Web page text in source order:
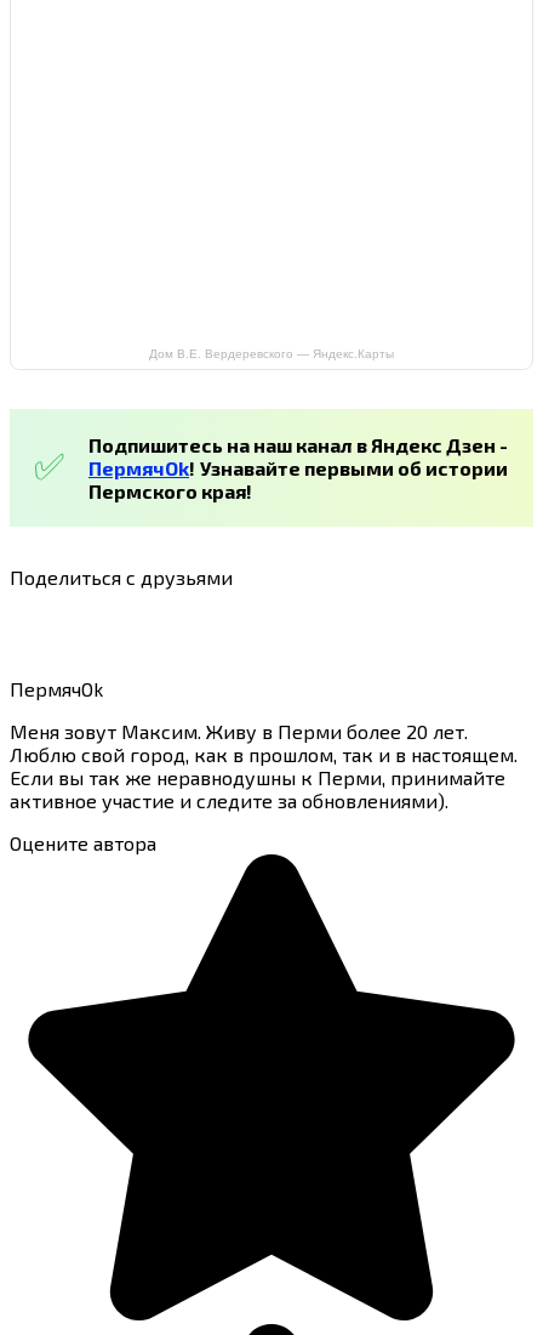
Дом В.Е. Вердеревского — Яндекс.Карты
Подпишитесь на наш канал в Яндекс Дзен -
ПермячOk! Узнавайте первыми об истории
Пермского края!
Поделиться с друзьями
ПермячOk
Меня зовут Максим. Живу в Перми более 20 лет.
Люблю свой город, как в прошлом, так и в настоящем.
Если вы так же неравнодушны к Перми, принимайте
активное участие и следите за обновлениями).
Оцените автора